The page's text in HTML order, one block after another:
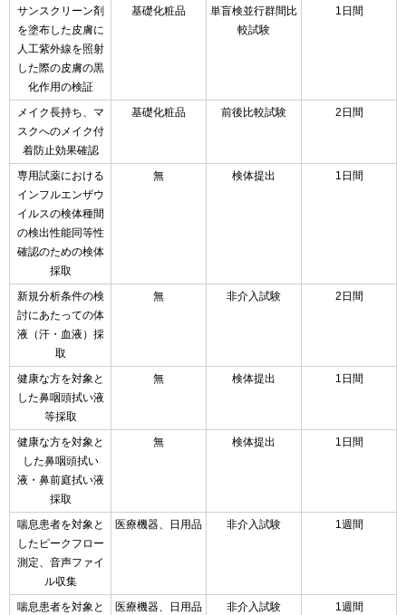
サンスクリーン剤
を塗布した皮膚に
人工紫外線を照射
した際の皮膚の黒
化作用の検証
基礎化粧品
単盲検並行群間比
較試験
1日間
メイク長持ち、マ
スクへのメイク付
着防止効果確認
基礎化粧品 前後比較試験 2日間
専用試薬における
インフルエンザウ
イルスの検体種間
の検出性能同等性
確認のための検体
採取
無 検体提出 1日間
新規分析条件の検
討にあたっての体
液（汗・血液）採
取
無 非介入試験 2日間
健康な方を対象と
した鼻咽頭拭い液
等採取
無 検体提出 1日間
健康な方を対象と
した鼻咽頭拭い
液・鼻前庭拭い液
採取
無 検体提出 1日間
喘息患者を対象と
したピークフロー
測定、音声ファイ
ル収集
医療機器、日用品 非介入試験 1週間
喘息患者を対象と
医療機器、日用品 非介入試験 1週間